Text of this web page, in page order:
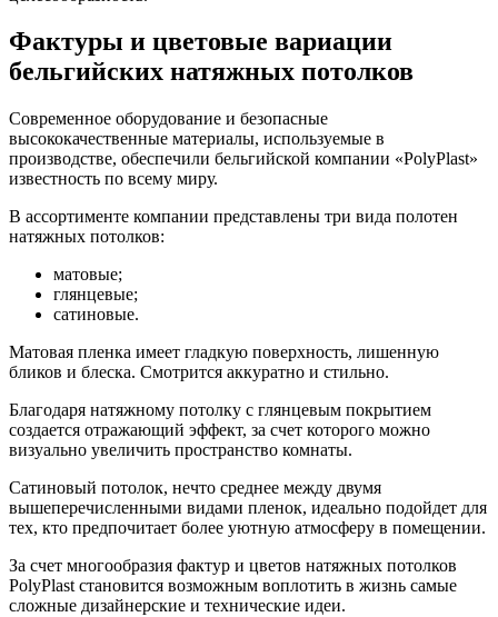
Фактуры и цветовые вариации
бельгийских натяжных потолков
Современное оборудование и безопасные
высококачественные материалы, используемые в
производстве, обеспечили бельгийской компании «PolyPlast»
известность по всему миру.
В ассортименте компании представлены три вида полотен
натяжных потолков:
матовые;
глянцевые;
сатиновые.
Матовая пленка имеет гладкую поверхность, лишенную
бликов и блеска. Смотрится аккуратно и стильно.
Благодаря натяжному потолку с глянцевым покрытием
создается отражающий эффект, за счет которого можно
визуально увеличить пространство комнаты.
Сатиновый потолок, нечто среднее между двумя
вышеперечисленными видами пленок, идеально подойдет для
тех, кто предпочитает более уютную атмосферу в помещении.
За счет многообразия фактур и цветов натяжных потолков
PolyPlast становится возможным воплотить в жизнь самые
сложные дизайнерские и технические идеи.